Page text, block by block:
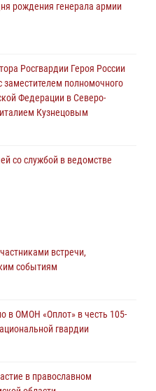
рождения генерала армии
Росгвардии Героя России
заместителем полномочного
Федерации в Северо-
Кузнецовым
со службой в ведомстве
«Единых государственных
участие в богослужении
встречи,
событиям
в ОМОН «Оплот» в честь 105-
гвардии
в православном